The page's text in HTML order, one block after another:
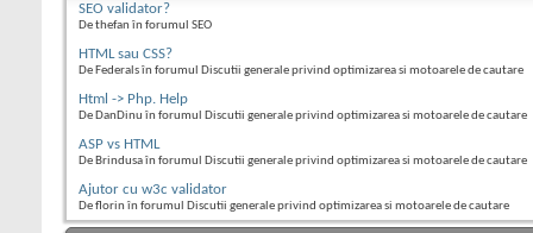
SEO validator?
De thefan în forumul SEO
HTML sau CSS?
De Federals în forumul Discutii generale privind optimizarea si motoarele de cautare
Html -> Php. Help
De DanDinu în forumul Discutii generale privind optimizarea si motoarele de cautare
ASP vs HTML
De Brindusa în forumul Discutii generale privind optimizarea si motoarele de cautare
Ajutor cu w3c validator
De florin în forumul Discutii generale privind optimizarea si motoarele de cautare